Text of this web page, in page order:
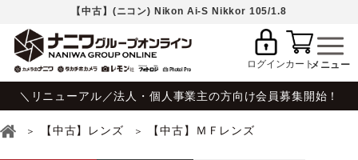
【中古】(ニコン) Nikon Ai-S Nikkor 105/1.8
ログインカート
＼リニューアル／法人・個人事業主の方向け会員募集開始！
【中古】レンズ 【中古】ＭＦレンズ